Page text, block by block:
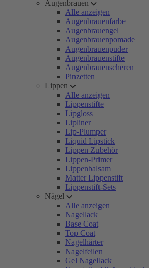
Augenbrauen
Alle anzeigen
Augenbrauenfarbe
Augenbrauengel
Augenbrauenpomade
Augenbrauenpuder
Augenbrauenstifte
Augenbrauenscheren
Pinzetten
Lippen
Alle anzeigen
Lippenstifte
Lipgloss
Lipliner
Lip-Plumper
Liquid Lipstick
Lippen Zubehör
Lippen-Primer
Lippenbalsam
Matter Lippenstift
Lippenstift-Sets
Nägel
Alle anzeigen
Nagellack
Base Coat
Top Coat
Nagelhärter
Nagelfeilen
Gel Nagellack